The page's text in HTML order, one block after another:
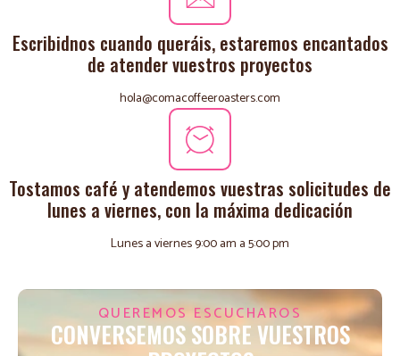
Escribidnos cuando queráis, estaremos encantados
de atender vuestros proyectos
hola@comacoffeeroasters.com
Tostamos café y atendemos vuestras solicitudes de
lunes a viernes, con la máxima dedicación
Lunes a viernes 9:00 am a 5:00 pm
QUEREMOS ESCUCHAROS
CONVERSEMOS SOBRE VUESTROS